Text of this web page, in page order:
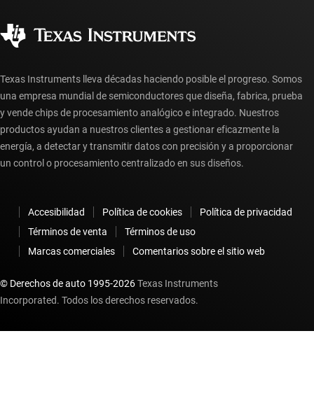
Preguntas frecuentes sobre la cuenta myTI
Texas Instruments lleva décadas haciendo posible el progreso. Somos
una empresa mundial de semiconductores que diseña, fabrica, prueba
y vende chips de procesamiento analógico e integrado. Nuestros
productos ayudan a nuestros clientes a gestionar eficazmente la
energía, a detectar y transmitir datos con precisión y a proporcionar
un control o procesamiento centralizado en sus diseños.
Accesibilidad Política de cookies
Política de privacidad
Términos de venta
Términos de uso
Marcas comerciales
Comentarios sobre el sitio web
© Derechos de auto 1995-2026Texas Instruments
Incorporated. Todos los derechos reservados.